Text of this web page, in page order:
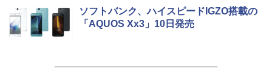
ソフトバンク、ハイスピードIGZO搭載の
「AQUOS Xx3」10日発売